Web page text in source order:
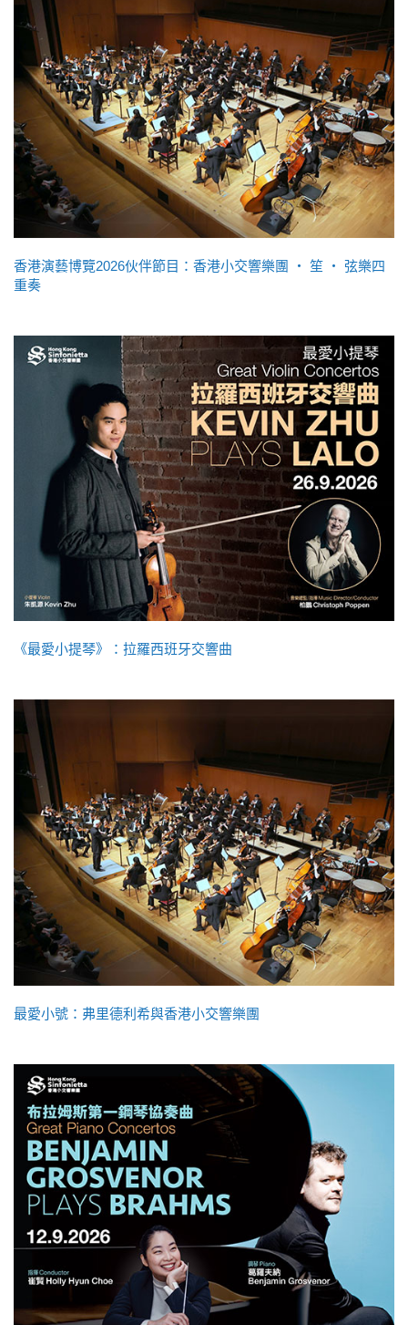
香港演藝博覽2026伙伴節目：香港小交響樂團 ‧ 笙 ‧ 弦樂四
重奏
《最愛小提琴》：拉羅西班牙交響曲
最愛小號：弗里德利希與香港小交響樂團